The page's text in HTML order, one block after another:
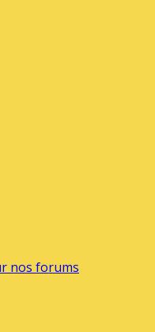
nos forums